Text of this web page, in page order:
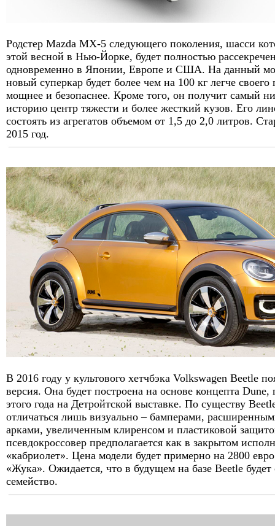
Родстер Mazda MX-5 следующего поколения, шасси
этой весной в Нью-Йорке, будет полностью
одновременно в Японии, Европе и США. На данный
новый суперкар будет более чем на 100 кг легче
мощнее и безопаснее. Кроме того, он получит самый
историю центр тяжести и более жесткий кузов. Его
состоять из агрегатов объемом от 1,5 до 2,0 литров.
2015 год.
В 2016 году у культового хетчбэка Volkswagen Beetle
версия. Она будет построена на основе концепта Dune,
этого года на Детройтской выставке. По существу
отличаться лишь визуально – бамперами,
арками, увеличенным клиренсом и пластиковой
псевдокроссовер предполагается как в закрытом
«кабриолет». Цена модели будет примерно на 2800
«Жука». Ожидается, что в будущем на базе Beetle будет
семейство.